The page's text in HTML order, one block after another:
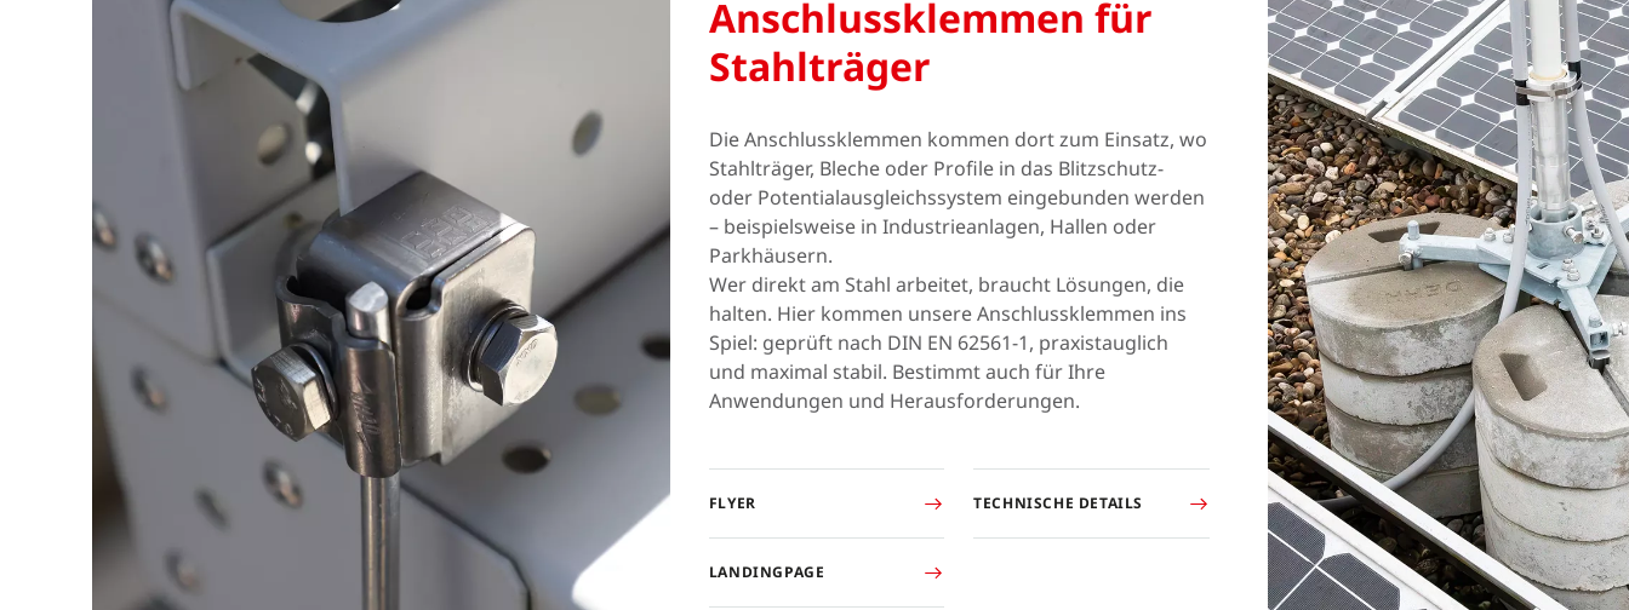
Anschlussklemmen für
Stahlträger
Die Anschlussklemmen kommen dort zum Einsatz, wo
Stahlträger, Bleche oder Profile in das Blitzschutz-
oder Potentialausgleichssystem eingebunden werden
– beispielsweise in Industrieanlagen, Hallen oder
Parkhäusern.
Wer direkt am Stahl arbeitet, braucht Lösungen, die
halten. Hier kommen unsere Anschlussklemmen ins
Spiel: geprüft nach DIN EN 62561-1, praxistauglich
und maximal stabil. Bestimmt auch für Ihre
Anwendungen und Herausforderungen.
FLYER TECHNISCHE DETAILS
LANDINGPAGE